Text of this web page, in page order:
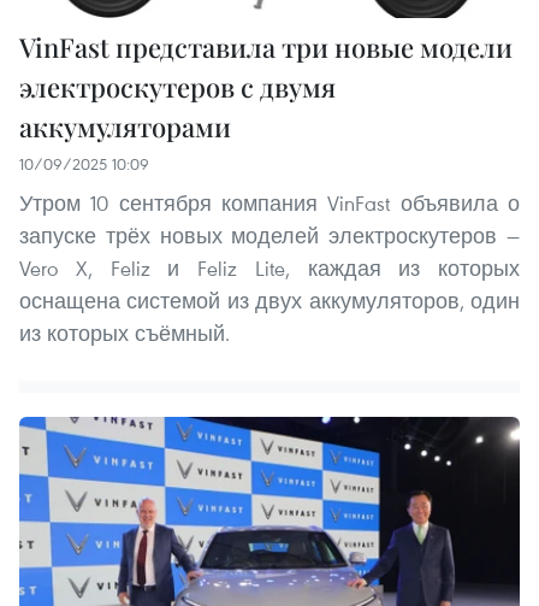
VinFast представила три новые модели
электроскутеров с двумя
аккумуляторами
10/09/2025 10:09
Утром 10 сентября компания VinFast объявила о
запуске трёх новых моделей электроскутеров —
Vero X, Feliz и Feliz Lite, каждая из которых
оснащена системой из двух аккумуляторов, один
из которых съёмный.